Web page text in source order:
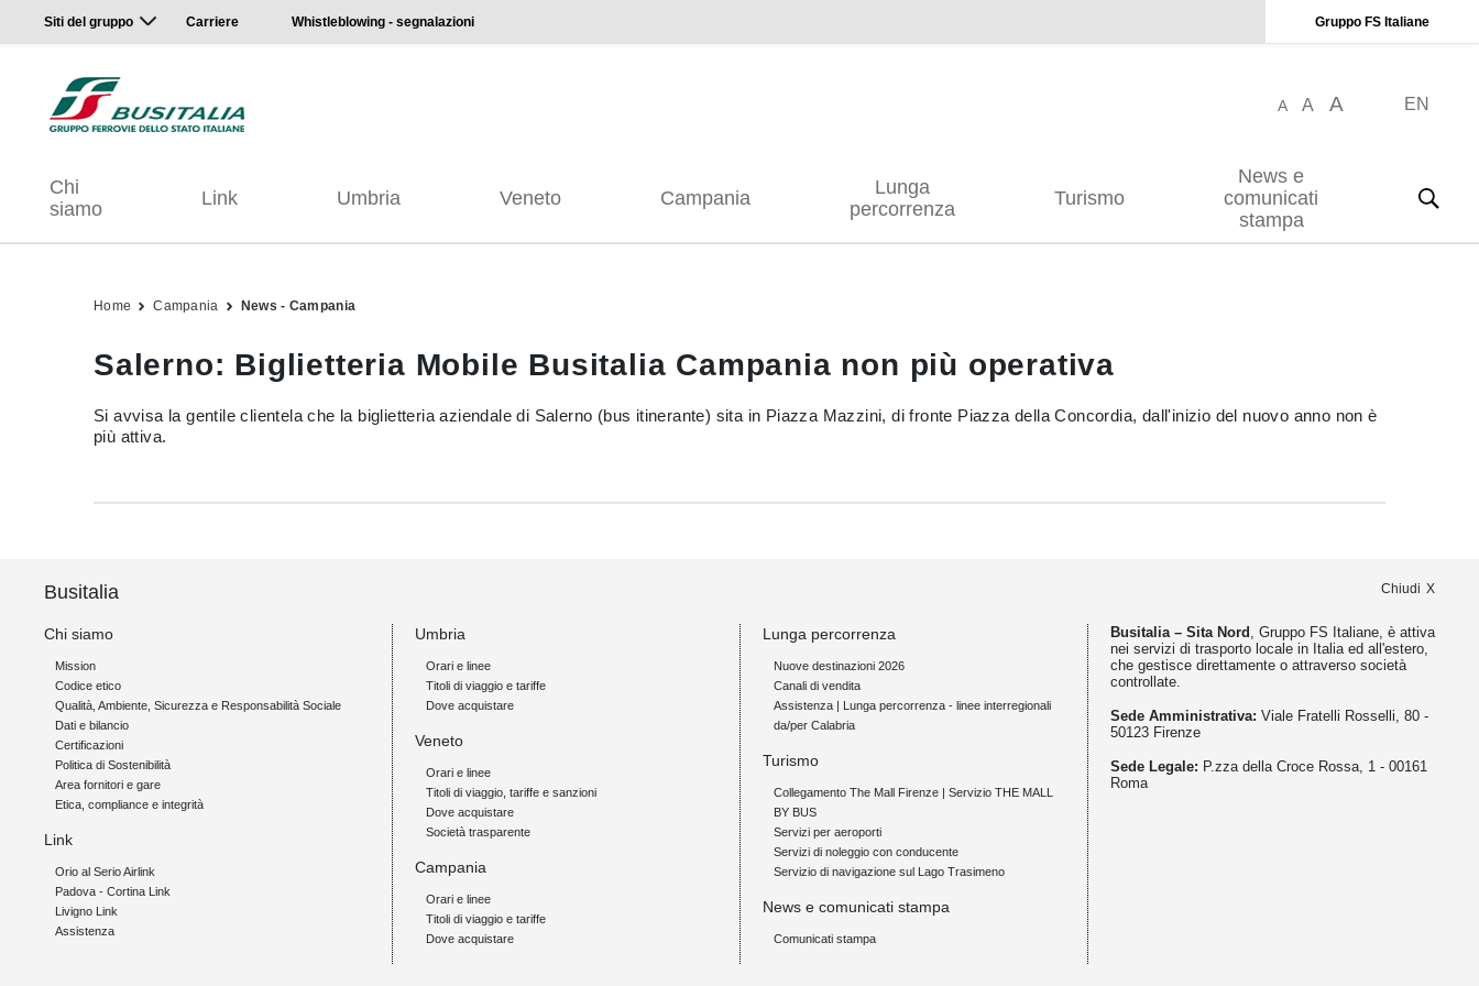
Siti del gruppo Carriere Whistleblowing - segnalazioni Gruppo FS Italiane
A A A EN
Chi
siamo
Link Umbria Veneto Campania
Lunga
percorrenza
Turismo
News e
comunicati
stampa
Home Campania News - Campania
Salerno: Biglietteria Mobile Busitalia Campania non più operativa
Si avvisa la gentile clientela che la biglietteria aziendale di Salerno (bus itinerante) sita in Piazza Mazzini, di fronte Piazza della Concordia, dall'inizio del nuovo anno non è
più attiva.
Busitalia Chiudi
Chi siamo
Mission
Codice etico
Qualità, Ambiente, Sicurezza e Responsabilità Sociale
Dati e bilancio
Certificazioni
Politica di Sostenibilità
Area fornitori e gare
Etica, compliance e integrità
Link
Orio al Serio Airlink
Padova - Cortina Link
Livigno Link
Assistenza
Umbria
Orari e linee
Titoli di viaggio e tariffe
Dove acquistare
Veneto
Orari e linee
Titoli di viaggio, tariffe e sanzioni
Dove acquistare
Società trasparente
Campania
Orari e linee
Titoli di viaggio e tariffe
Dove acquistare
Lunga percorrenza
Nuove destinazioni 2026
Canali di vendita
Assistenza | Lunga percorrenza - linee interregionali
da/per Calabria
Turismo
Collegamento The Mall Firenze | Servizio THE MALL
BY BUS
Servizi per aeroporti
Servizi di noleggio con conducente
Servizio di navigazione sul Lago Trasimeno
News e comunicati stampa
Comunicati stampa
Busitalia – Sita Nord , Gruppo FS Italiane, è attiva
nei servizi di trasporto locale in Italia ed all'estero,
che gestisce direttamente o attraverso società
controllate.
Sede Amministrativa: Viale Fratelli Rosselli, 80 -
50123 Firenze
Sede Legale: P.zza della Croce Rossa, 1 - 00161
Roma